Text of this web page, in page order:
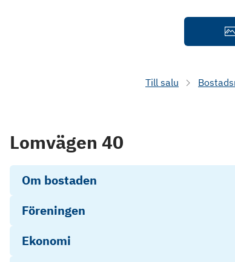
Till salu
Lomvägen 40
Om bostaden
Föreningen
Ekonomi